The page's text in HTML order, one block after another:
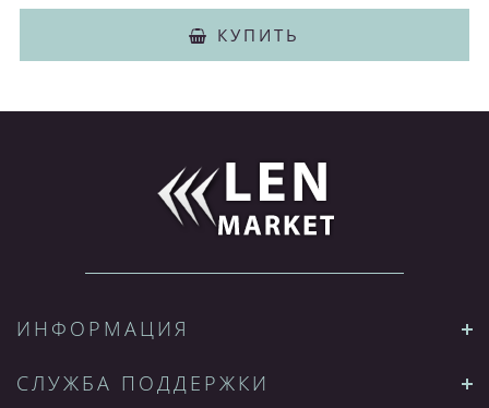
КУПИТЬ
ИНФОРМАЦИЯ
СЛУЖБА ПОДДЕРЖКИ